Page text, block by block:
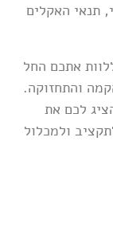
תנאי האקלים
אתכם החל
והתחזוקה.
לכם את
ולמכלול